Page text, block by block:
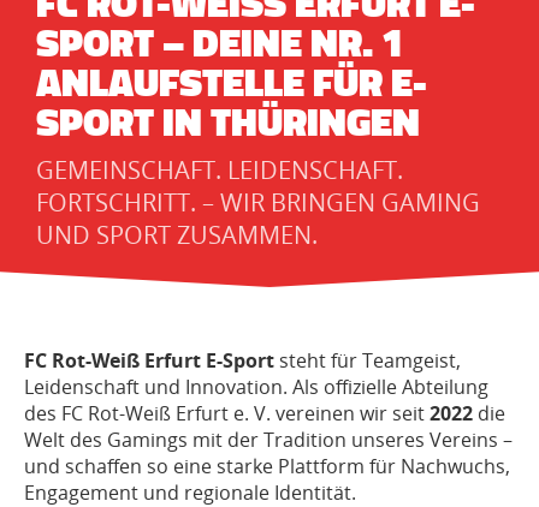
PORT – DEINE NR. 1 A
NLAUFSTELLE FÜR E-S
PORT IN THÜRINGEN
GEMEINSCHAFT. LEIDENSCHAFT.
FORTSCHRITT. – WIR BRINGEN GAMING
UND SPORT ZUSAMMEN.
FC Rot-Weiß Erfurt E-Sport steht für Teamgeist,
Leidenschaft und Innovation. Als offizielle Abteilung
des FC Rot-Weiß Erfurt e. V. vereinen wir seit2022 die
Welt des Gamings mit der Tradition unseres Vereins –
und schaffen so eine starke Plattform für Nachwuchs,
Engagement und regionale Identität.